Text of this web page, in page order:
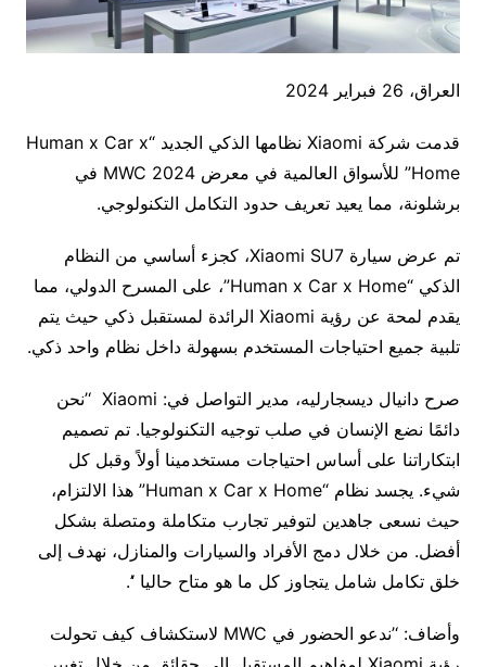
العراق، 26 فبراير 2024
قدمت شركة Xiaomi نظامها الذكي الجديد “Human x Car x
Home” للأسواق العالمية في معرض 2024 MWC في
برشلونة، مما يعيد تعريف حدود التكامل التكنولوجي.
تم عرض سيارة Xiaomi SU7، كجزء أساسي من النظام
الذكي “Human x Car x Home”، على المسرح الدولي، مما
يقدم لمحة عن رؤية Xiaomi الرائدة لمستقبل ذكي حيث يتم
تلبية جميع احتياجات المستخدم بسهولة داخل نظام واحد ذكي.
صرح دانيال ديسجارليه، مدير التواصل في: Xiaomi ‘’نحن
دائمًا نضع الإنسان في صلب توجيه التكنولوجيا. تم تصميم
ابتكاراتنا على أساس احتياجات مستخدمينا أولاً وقبل كل
شيء. يجسد نظام “Human x Car x Home” هذا الالتزام،
حيث نسعى جاهدين لتوفير تجارب متكاملة ومتصلة بشكل
أفضل. من خلال دمج الأفراد والسيارات والمنازل، نهدف إلى
خلق تكامل شامل يتجاوز كل ما هو متاح حاليا ‘’.
وأضاف: ‘’ندعو الحضور في MWC لاستكشاف كيف تحولت